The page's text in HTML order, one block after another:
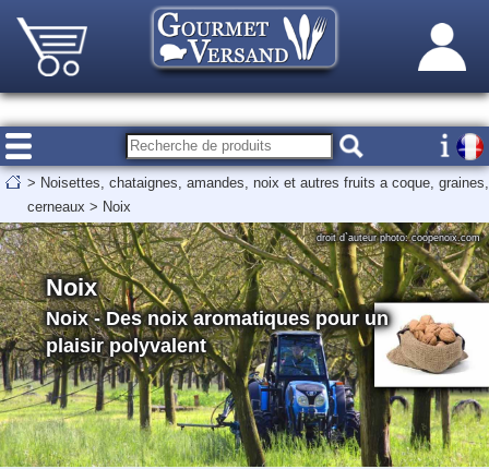
> Noisettes, chataignes, amandes, noix et autres fruits a coque, graines,
cerneaux > Noix
Noix
Noix - Des noix aromatiques pour un
plaisir polyvalent
droit d`auteur photo: coopenoix.com